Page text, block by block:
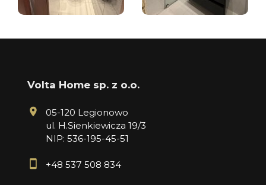
Volta Home sp. z o.o.
05-120 Legionowo
ul. H.Sienkiewicza 19/3
NIP: 536-195-45-51
+48 537 508 834